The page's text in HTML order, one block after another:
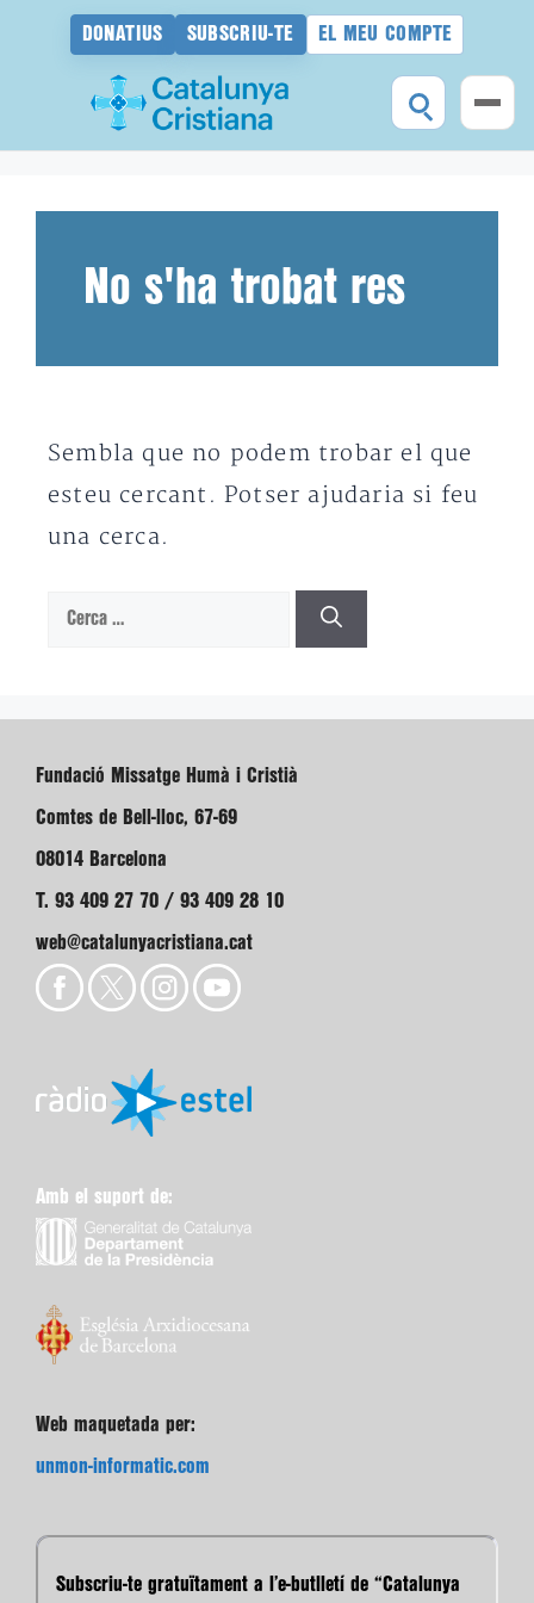
DONATIUS SUBSCRIU-TE EL MEU COMPTE
No s'ha trobat res
Sembla que no podem trobar el que
esteu cercant. Potser ajudaria si feu
una cerca.
Cerca:
Fundació Missatge Humà i Cristià
Comtes de Bell-lloc, 67-69
08014 Barcelona
T. 93 409 27 70 / 93 409 28 10
web@catalunyacristiana.cat
Amb el suport de:
Web maquetada per:
unmon-informatic.com
Subscriu-te gratuïtament a l’e-butlletí de “Catalunya